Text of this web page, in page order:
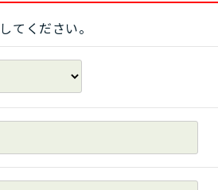
てください。